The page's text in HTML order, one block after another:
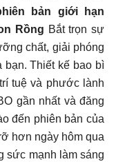
bản giới hạn
Rồng Bắt trọn sự
chất, giải phóng
bạn. Thiết kế bao bì
tuệ và phước lành
gần nhất và đăng
đến phiên bản của
hơn ngày hôm qua
sức mạnh làm sáng